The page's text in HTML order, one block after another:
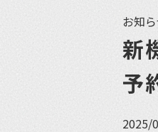
お知
新
予
2025/